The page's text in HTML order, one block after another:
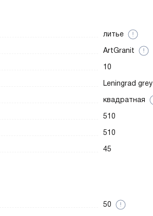
литье
ArtGranit
10
Leningrad grey
квадратная
510
510
45
50